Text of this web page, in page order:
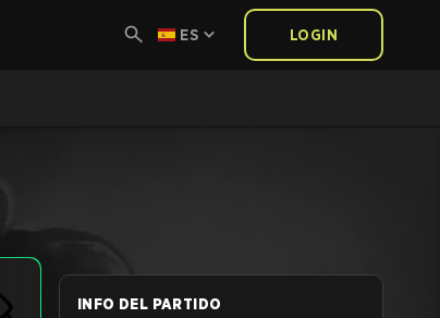
ES LOGIN
INFO DEL PARTIDO